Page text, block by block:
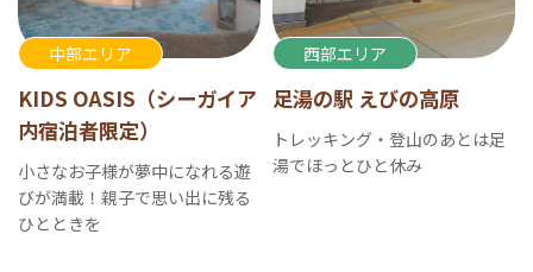
中部エリア
KIDS OASIS（シーガイア
内宿泊者限定）
小さなお子様が夢中になれる遊
びが満載！親子で思い出に残る
ひとときを
西部エリア
足湯の駅 えびの高原
トレッキング・登山のあとは足
湯でほっとひと休み